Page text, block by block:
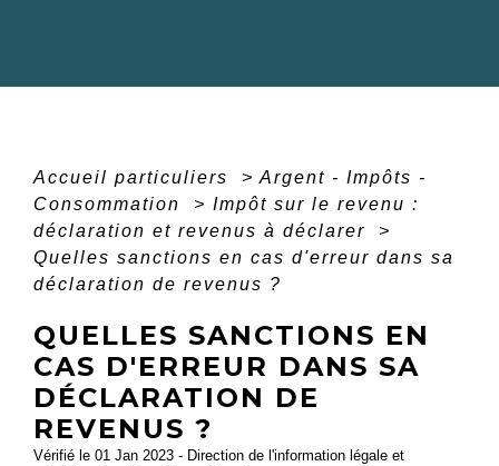
Accueil particuliers > Argent - Impôts -
Consommation
> Impôt sur le revenu :
déclaration et revenus à déclarer
>
Quelles sanctions en cas d'erreur dans sa
déclaration de revenus ?
QUELLES SANCTIONS EN
CAS D'ERREUR DANS SA
DÉCLARATION DE
REVENUS ?
Vérifié le 01 Jan 2023 - Direction de l'information légale et